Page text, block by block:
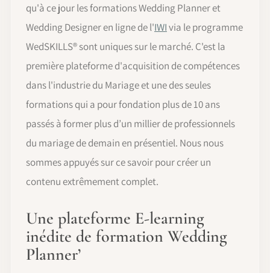
qu'à ce jour les formations Wedding Planner et
Wedding Designer en ligne de l'IWIvia le programme
WedSKILLS® sont uniques sur le marché. C'est la
première plateforme d'acquisition de compétences
dans l'industrie du Mariage et une des seules
formations qui a pour fondation plus de 10 ans
passés à former plus d’un millier de professionnels
du mariage de demain en présentiel. Nous nous
sommes appuyés sur ce savoir pour créer un
contenu extrêmement complet.
Une plateforme E-learning
inédite de formation Wedding
Planner’